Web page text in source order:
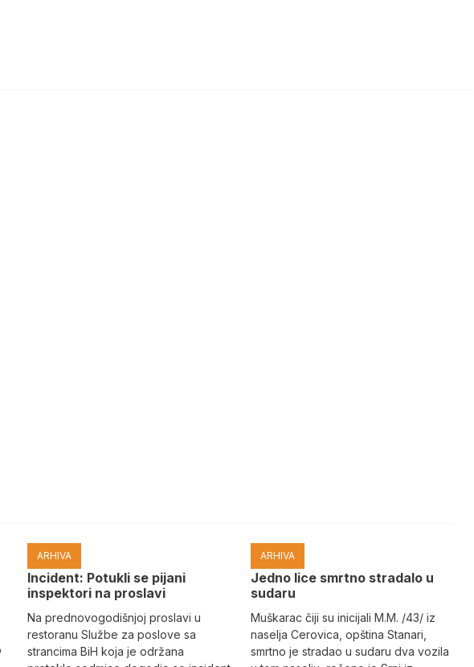
ARHIVA
Incident: Potukli se pijani
inspektori na proslavi
Na prednovogodišnjoj proslavi u
restoranu Službe za poslove sa
strancima BiH koja je održana
ARHIVA
Јedno lice smrtno stradalo u
sudaru
Muškarac čiji su inicijali M.M. /43/ iz
naselja Cerovica, opština Stanari,
smrtno je stradao u sudaru dva vozila